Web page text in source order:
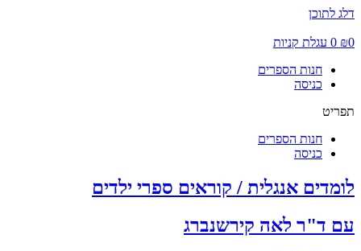
דלג לתוכן
₪0
0 עגלת קניות
חנות הספרים
כניסה
תפריט
חנות הספרים
כניסה
לומדים אנגלית / קוראים ספרי ילדים
עם ד"ר לאה קירשנברג